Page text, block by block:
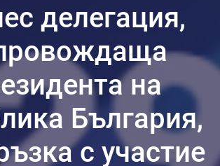
делегация,
на
България,
с участие